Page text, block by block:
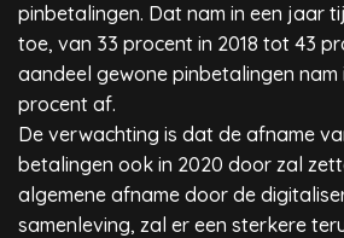
pinbetalingen. Dat nam in een jaar
toe, van 33 procent in 2018 tot 43
aandeel gewone pinbetalingen nam
procent af.
De verwachting is dat de afname
betalingen ook in 2020 door zal
algemene afname door de
samenleving, zal er een sterkere